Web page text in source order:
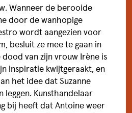
Wanneer de berooide
door de wanhopige
wordt aangezien voor
besluit ze mee te gaan in
van zijn vrouw Irène is
inspiratie kwijtgeraakt, en
het idee dat Suzanne
Kunsthandelaar
bij heeft dat Antoine weer